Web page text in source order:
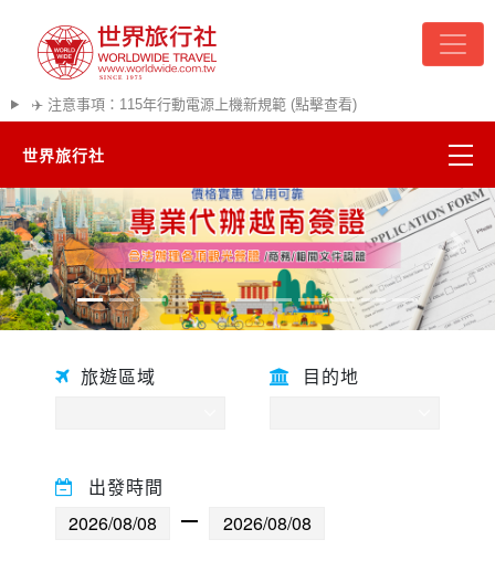
✈️ 注意事項：115年行動電源上機新規範 (點擊查看)
世界旅行社
精彩越南
熱門韓國
超夯日本
世界臻旅
往前 往後
旅遊區域 目的地
出發時間